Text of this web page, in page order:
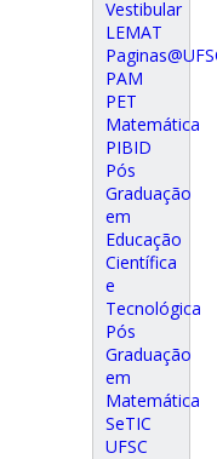
Vestibular
LEMAT
PAM
PET
Matemática
PIBID
Pós
Graduação
em
Educação
Científica
e
Tecnológica
Pós
Graduação
em
Matemática
SeTIC
UFSC